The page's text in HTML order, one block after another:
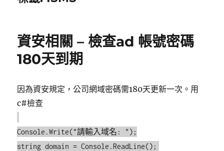
資安相關 – 檢查ad 帳號密碼
180天到期
因為資安規定，公司網域密碼需180天更新一次。用
c#檢查
Console.Write("請輸入域名: ");
string domain = Console.ReadLine();